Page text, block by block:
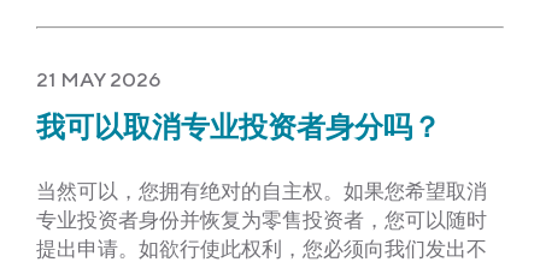
21 MAY 2026
我可以取消专业投资者身分吗？
当然可以，您拥有绝对的自主权。如果您希望取消
专业投资者身份并恢复为零售投资者，您可以随时
提出申请。如欲行使此权利，您必须向我们发出不